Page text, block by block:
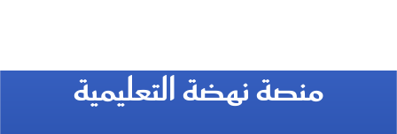
منصة نهضة التعليمية